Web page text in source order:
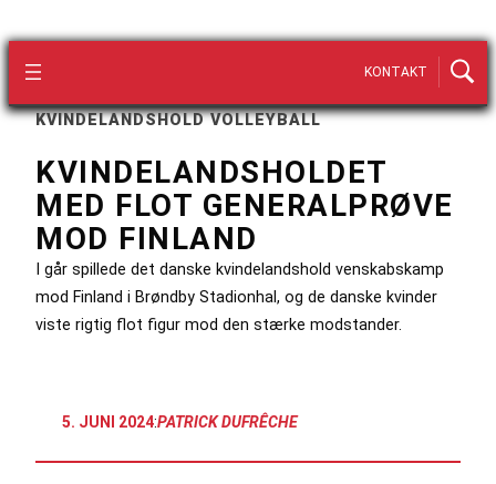
KONTAKT
KVINDELANDSHOLD VOLLEYBALL
KVINDELANDSHOLDET
MED FLOT GENERALPRØVE
MOD FINLAND
I går spillede det danske kvindelandshold venskabskamp
mod Finland i Brøndby Stadionhal, og de danske kvinder
viste rigtig flot figur mod den stærke modstander.
5. JUNI 2024:PATRICK DUFRÊCHE